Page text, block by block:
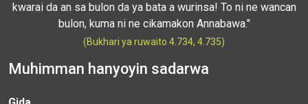
kwarai da an sa bulon da ya bata a wurinsa! To ni ne wancan
bulon, kuma ni ne cikamakon Annabawa."
(Bukhari ya ruwaito 4.734, 4.735)
Muhimman hanyoyin sadarwa